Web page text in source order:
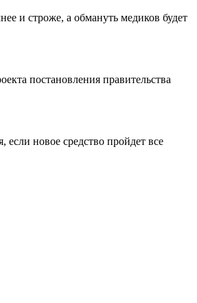
и строже, а обмануть медиков будет
постановления правительства
новое средство пройдет все